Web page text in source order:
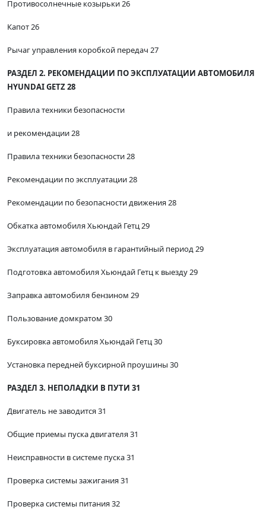
Противосолнечные козырьки 26
Капот 26
Рычаг управления коробкой передач 27
РАЗДЕЛ 2. РЕКОМЕНДАЦИИ ПО ЭКСПЛУАТАЦИИ АВТОМОБИЛЯ
HYUNDAI GETZ 28
Правила техники безопасности
и рекомендации 28
Правила техники безопасности 28
Рекомендации по эксплуатации 28
Рекомендации по безопасности движения 28
Обкатка автомобиля Хьюндай Гетц 29
Эксплуатация автомобиля в гарантийный период 29
Подготовка автомобиля Хьюндай Гетц к выезду 29
Заправка автомобиля бензином 29
Пользование домкратом 30
Буксировка автомобиля Хьюндай Гетц 30
Установка передней буксирной проушины 30
РАЗДЕЛ 3. НЕПОЛАДКИ В ПУТИ 31
Двигатель не заводится 31
Общие приемы пуска двигателя 31
Неисправности в системе пуска 31
Проверка системы зажигания 31
Проверка системы питания 32